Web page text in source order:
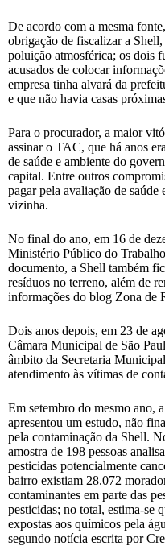
De acordo com a mesma
obrigação de fiscalizar a
poluição atmosférica; os dois
acusados de colocar
empresa tinha alvará da
e que não havia casas
Para o procurador, a maior
assinar o TAC, que há anos
de saúde e ambiente do
capital. Entre outros
pagar pela avaliação de
vizinha.
No final do ano, em 16 de
Ministério Público do
documento, a Shell também
resíduos no terreno, além de
informações do blog Zona de
Dois anos depois, em 23 de
Câmara Municipal de São
âmbito da Secretaria
atendimento às vítimas de
Em setembro do mesmo ano,
apresentou um estudo, não
pela contaminação da Shell.
amostra de 198 pessoas
pesticidas potencialmente
bairro existiam 28.072
contaminantes em parte das
pesticidas; no total, estima-se
expostas aos químicos pela
segundo notícia escrita por